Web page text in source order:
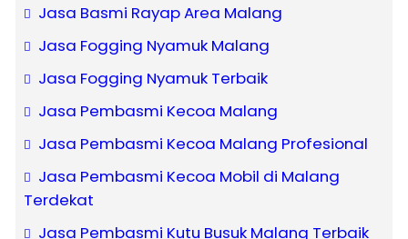
Jasa Basmi Rayap Area Malang
Jasa Fogging Nyamuk Malang
Jasa Fogging Nyamuk Terbaik
Jasa Pembasmi Kecoa Malang
Jasa Pembasmi Kecoa Malang Profesional
Jasa Pembasmi Kecoa Mobil di Malang
Terdekat
Jasa Pembasmi Kutu Busuk Malang Terbaik